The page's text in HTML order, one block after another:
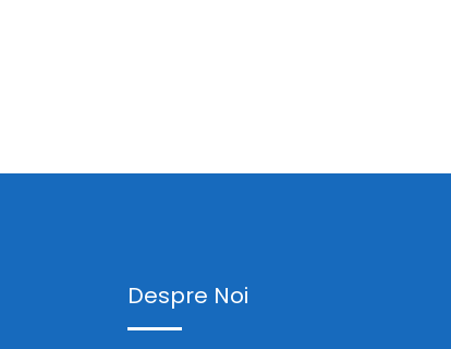
Despre Noi